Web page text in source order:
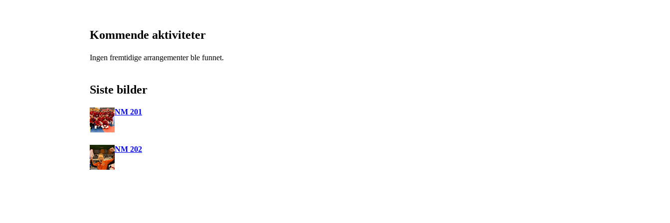
Kommende aktiviteter
Ingen fremtidige arrangementer ble funnet.
Siste bilder
NM 201
NM 202